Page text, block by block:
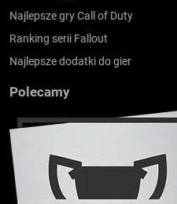
Najlepsze gry Call of Duty
Ranking serii Fallout
Najlepsze dodatki do gier
Polecamy